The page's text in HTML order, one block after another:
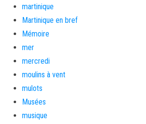
martinique
Martinique en bref
Mémoire
mer
mercredi
moulins à vent
mulots
Musées
musique